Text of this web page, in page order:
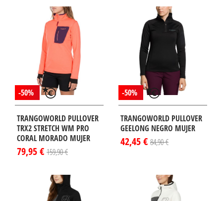
-50%
TRANGOWORLD PULLOVER
TRX2 STRETCH WM PRO
CORAL MORADO MUJER
79,95 € 159,90 €
-50%
TRANGOWORLD PULLOVER
GEELONG NEGRO MUJER
42,45 € 84,90 €